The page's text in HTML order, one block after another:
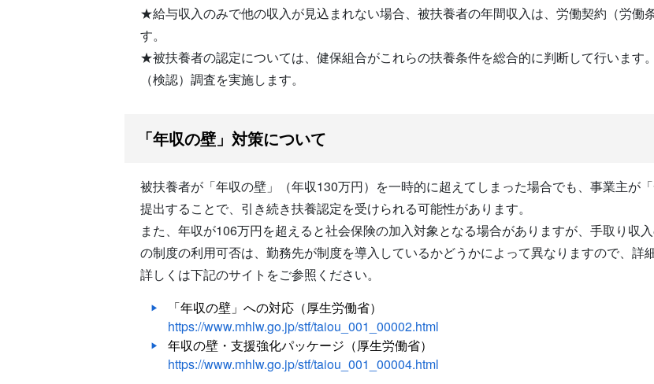
★給与収入のみで他の収入が見込まれない場合、被扶養者の年間収入は、労働契約（労働
す。
★被扶養者の認定については、健保組合がこれらの扶養条件を総合的に判断して行います
（検認）調査を実施します。
「年収の壁」対策について
被扶養者が「年収の壁」（年収130万円）を一時的に超えてしまった場合でも、事業主が
提出することで、引き続き扶養認定を受けられる可能性があります。
また、年収が106万円を超えると社会保険の加入対象となる場合がありますが、手取り収
の制度の利用可否は、勤務先が制度を導入しているかどうかによって異なりますので、詳
詳しくは下記のサイトをご参照ください。
「年収の壁」への対応（厚生労働省）
https://www.mhlw.go.jp/stf/taiou_001_00002.html
年収の壁・支援強化パッケージ（厚生労働省）
https://www.mhlw.go.jp/stf/taiou_001_00004.html